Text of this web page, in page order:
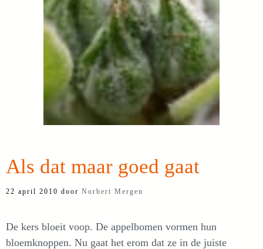
Als dat maar goed gaat
22 april 2010 door Norbert Mergen
De kers bloeit voop. De appelbomen vormen hun
bloemknoppen. Nu gaat het erom dat ze in de juiste